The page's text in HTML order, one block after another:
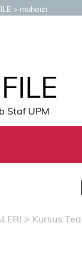
muhaizi
Staf UPM
> Kursus